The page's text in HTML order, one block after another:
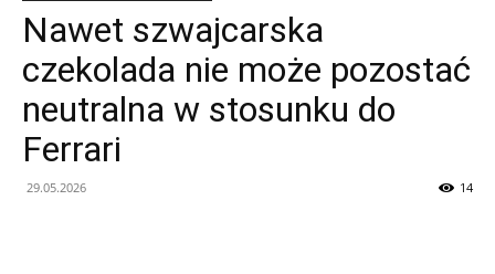
Nawet szwajcarska
czekolada nie może pozostać
neutralna w stosunku do
Ferrari
29.05.2026 14